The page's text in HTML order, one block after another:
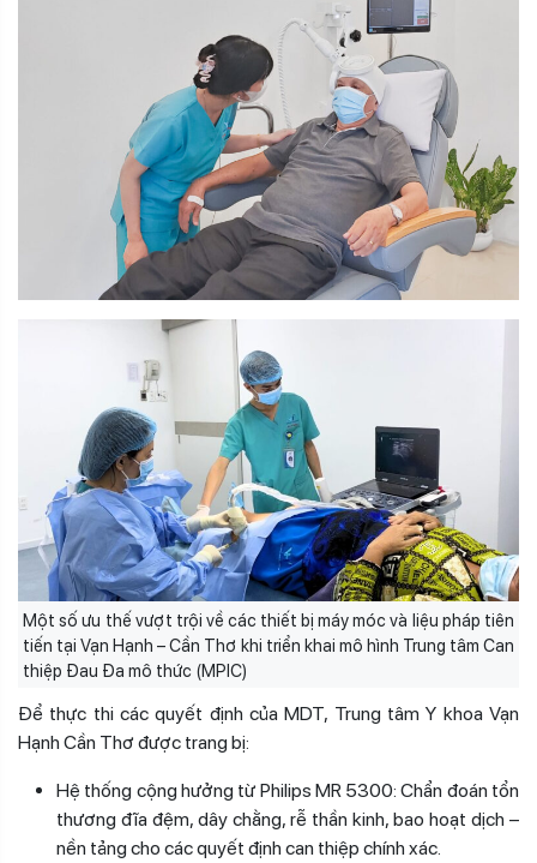
Một số ưu thế vượt trội về các thiết bị máy móc và liệu pháp tiên
tiến tại Vạn Hạnh – Cần Thơ khi triển khai mô hình Trung tâm Can
thiệp Đau Đa mô thức (MPIC)
Để thực thi các quyết định của MDT, Trung tâm Y khoa Vạn
Hạnh Cần Thơ được trang bị:
Hệ thống cộng hưởng từ Philips MR 5300: Chẩn đoán tổn
thương đĩa đệm, dây chằng, rễ thần kinh, bao hoạt dịch –
nền tảng cho các quyết định can thiệp chính xác.